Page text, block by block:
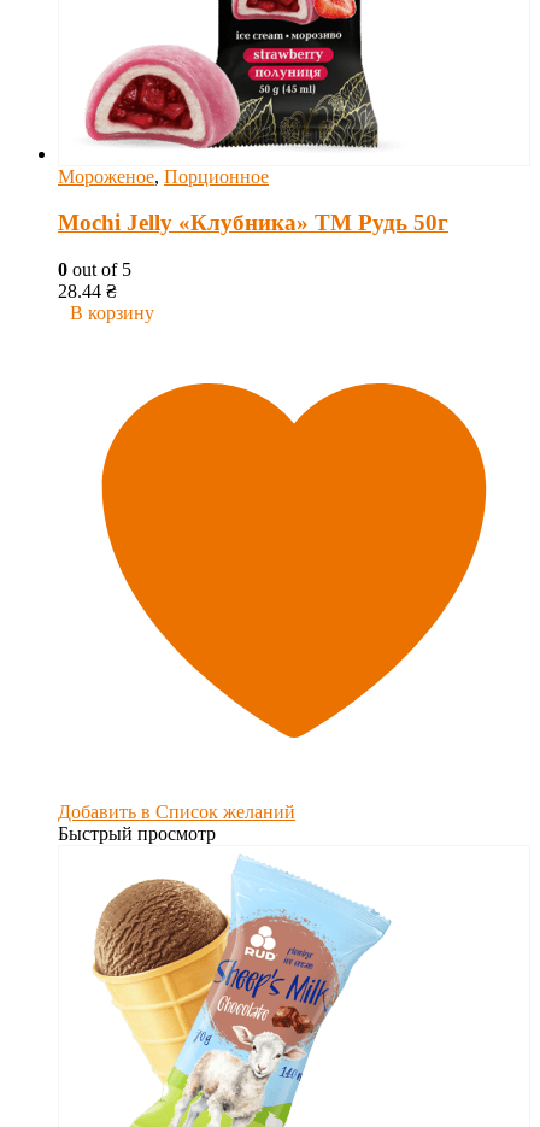
Мороженое, Порционное
Mochi Jelly «Клубника» ТМ Рудь 50г
0 out of 5
28.44 ₴
В корзину
Добавить в Список желаний
Быстрый просмотр